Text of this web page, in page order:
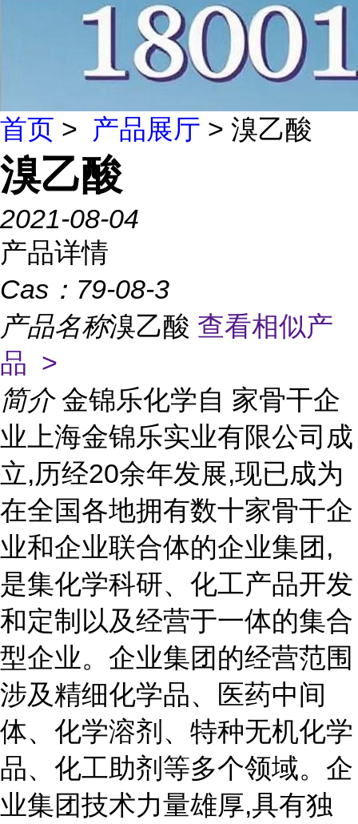
首页 > 产品展厅 > 溴乙酸
溴乙酸
2021-08-04
产品详情
Cas： 79-08-3
产品名称溴乙酸 查看相似产
品 >
简介 金锦乐化学自 家骨干企
业上海金锦乐实业有限公司成
立,历经20余年发展,现已成为
在全国各地拥有数十家骨干企
业和企业联合体的企业集团,
是集化学科研、化工产品开发
和定制以及经营于一体的集合
型企业。企业集团的经营范围
涉及精细化学品、医药中间
体、化学溶剂、特种无机化学
品、化工助剂等多个领域。企
业集团技术力量雄厚,具有独